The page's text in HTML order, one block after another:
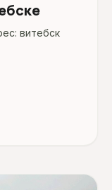
витебск